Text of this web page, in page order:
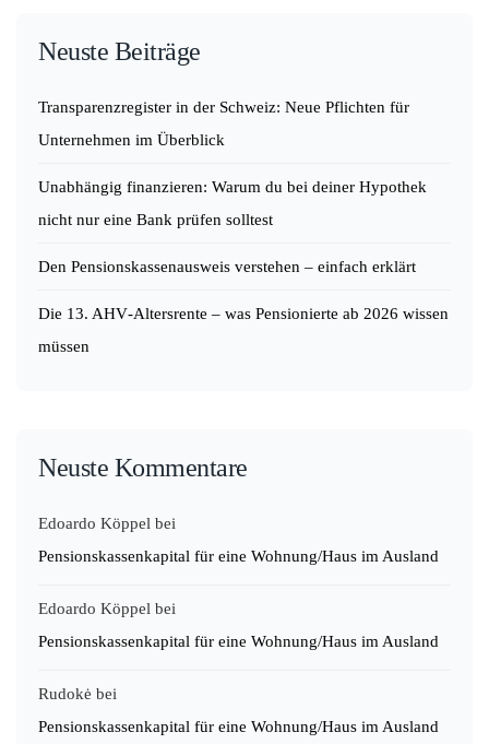
Neuste Beiträge
Transparenzregister in der Schweiz: Neue Pflichten für
Unternehmen im Überblick
Unabhängig finanzieren: Warum du bei deiner Hypothek
nicht nur eine Bank prüfen solltest
Den Pensionskassenausweis verstehen – einfach erklärt
Die 13. AHV‑Altersrente – was Pensionierte ab 2026 wissen
müssen
Neuste Kommentare
Edoardo Köppel bei
Pensionskassenkapital für eine Wohnung/Haus im Ausland
Edoardo Köppel bei
Pensionskassenkapital für eine Wohnung/Haus im Ausland
Rudokė bei
Pensionskassenkapital für eine Wohnung/Haus im Ausland